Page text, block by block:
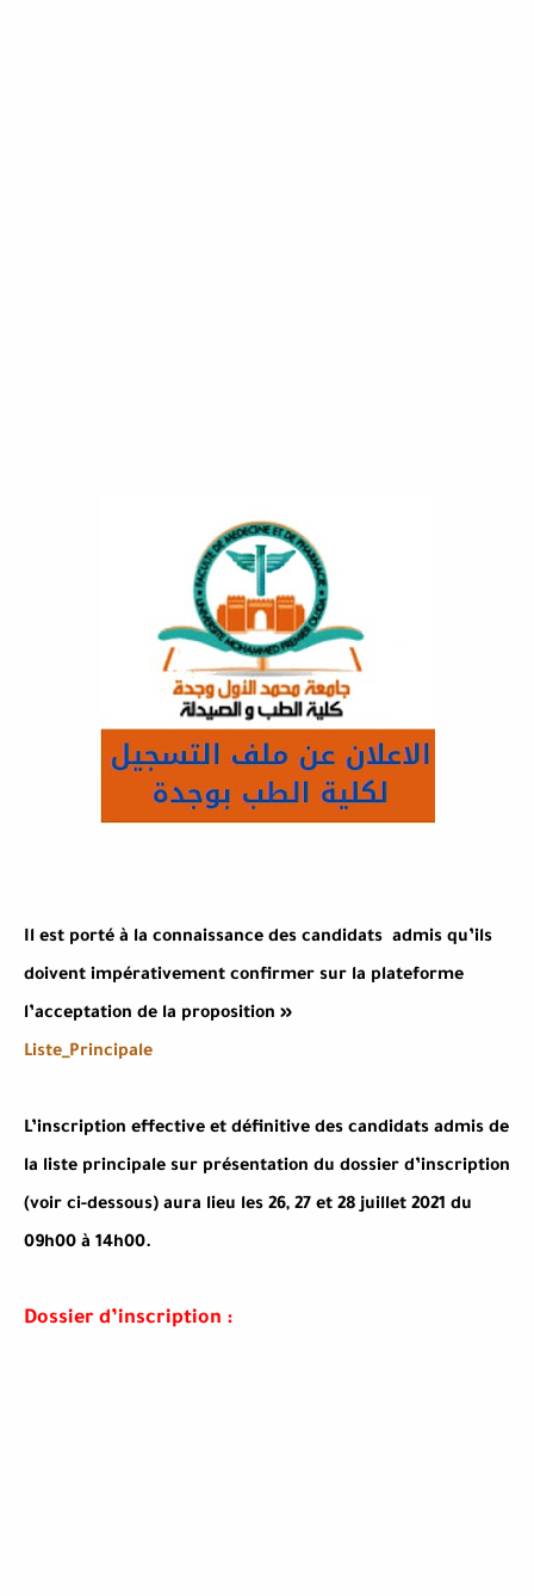
Il est porté à la connaissance des candidats admis qu’ils
doivent impérativement confirmer sur la plateforme
l’acceptation de la proposition »
Liste_Principale
L’inscription effective et définitive des candidats admis de
la liste principale sur présentation du dossier d’inscription
(voir ci-dessous) aura lieu les 26, 27 et 28 juillet 2021 du
09h00 à 14h00.
Dossier d’inscription :